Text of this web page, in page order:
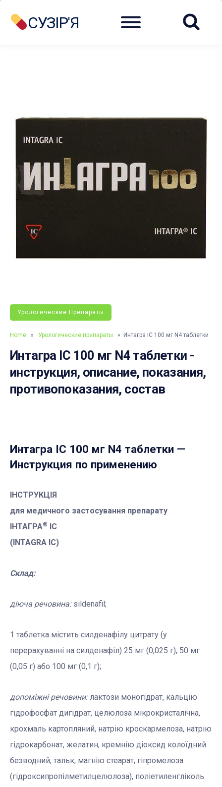
СУЗІР'Я Menu
Урологические Препараты
Home » Урологические препараты » Интагра ІС 100 мг N4 таблетки
Интагра ІС 100 мг N4 таблетки -
инструкция, описание, показания,
противопоказания, состав
Интагра ІС 100 мг N4 таблетки —
Инструкция по применению
ІНСТРУКЦІЯ
для медичного застосування препарату
ІНТАГРА® ІС
(INTAGRA IC)
Склад:
діюча речовина: sildenafil;
1 таблетка містить силденафілу цитрату (у
перерахуванні на силденафіл) 25 мг (0,025 г), 50 мг
(0,05 г) або 100 мг (0,1 г);
допоміжні речовини:лактози моногідрат, кальцію
гідрофосфат дигідрат, целюлоза мікрокристалічна,
крохмаль картопляний, натрію кроскармелоза, натрію
гідрокарбонат, желатин, кремнію діоксид колоїдний
безводний, тальк, магнію стеарат, гіпромелоза
(гідроксипропілметилцелюлоза), поліетиленгліколь